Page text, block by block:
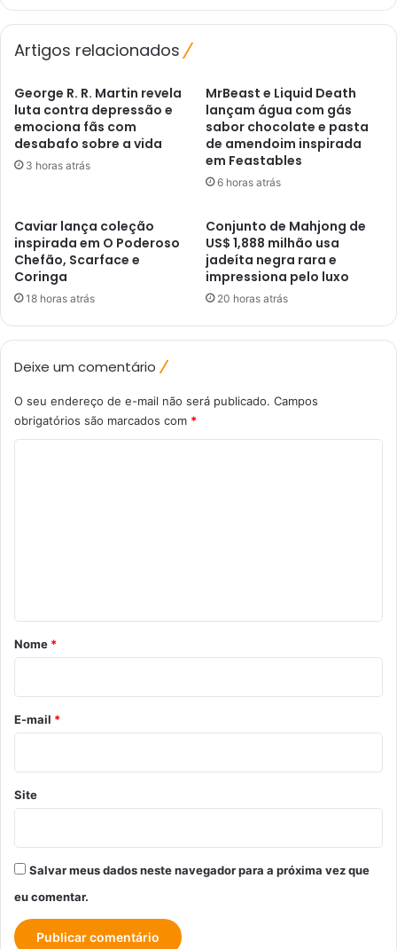
de
milhões
vendas
no
PS5
Artigos relacionados
George R. R. Martin revela
luta contra depressão e
emociona fãs com
desabafo sobre a vida
3 horas atrás
MrBeast e Liquid Death
lançam água com gás
sabor chocolate e pasta
de amendoim inspirada
em Feastables
6 horas atrás
Caviar lança coleção
inspirada em O Poderoso
Chefão, Scarface e
Coringa
18 horas atrás
Conjunto de Mahjong de
US$ 1,888 milhão usa
jadeíta negra rara e
impressiona pelo luxo
20 horas atrás
Deixe um comentário
O seu endereço de e-mail não será publicado. Campos
obrigatórios são marcados com *
r
o
*
Nome *
E-mail *
Site
Salvar meus dados neste navegador para a próxima vez que
eu comentar.